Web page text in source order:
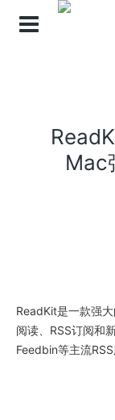
Mac
ReadKit是一款强
阅读、RSS订阅和
Feedbin等主流